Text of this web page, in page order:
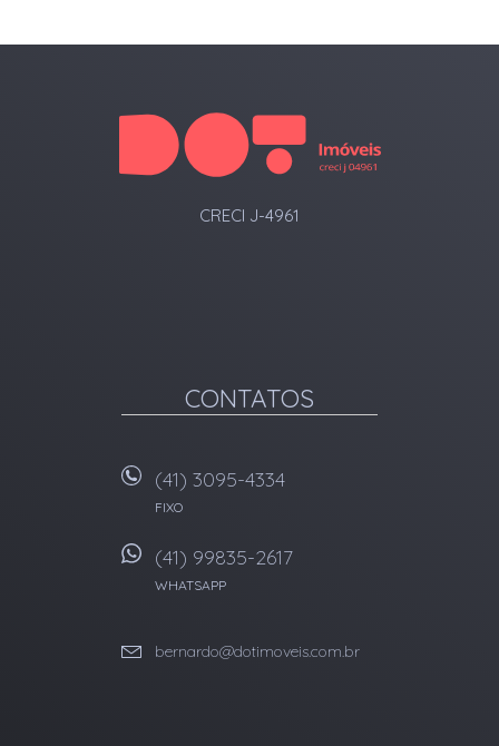
CRECI J-4961
CONTATOS
(41) 3095-4334
FIXO
(41) 99835-2617
WHATSAPP
bernardo@dotimoveis.com.br